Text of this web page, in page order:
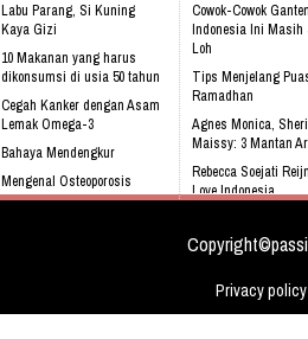
Labu Parang, Si Kuning
Kaya Gizi
10 Makanan yang harus
dikonsumsi di usia 50 tahun
Cegah Kanker dengan Asam
Lemak Omega-3
Bahaya Mendengkur
Mengenal Osteoporosis
sejak dini
Cowok-Cowok
Indonesia Ini Masih
Loh
Tips Menjelang
Ramadhan
Agnes Monica,
Maissy: 3 Mantan
Rebecca Soejati
Love Indonesia
Biasa
Privacy policy